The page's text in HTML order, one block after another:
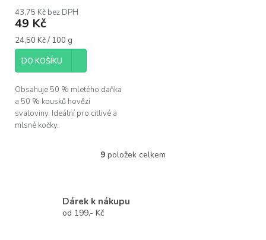
43,75 Kč bez DPH
49 Kč
Měrná
cena:
24,50 Kč / 100 g
DO KOŠÍKU
Obsahuje 50 % mletého daňka
a 50 % kousků hovězí
svaloviny. Ideální pro citlivé a
mlsné kočky.
O
9 položek celkem
Dárek k nákupu
od 199,- Kč